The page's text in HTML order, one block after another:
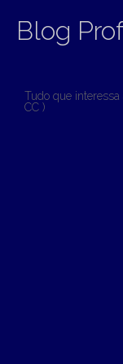
Blog
Tudo que
CC )